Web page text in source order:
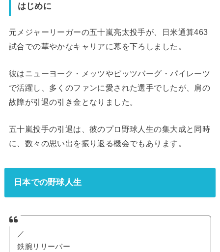
はじめに
元メジャーリーガーの五十嵐亮太投手が、日米通算463
試合での華やかなキャリアに幕を下ろしました。
彼はニューヨーク・メッツやピッツバーグ・パイレーツ
で活躍し、多くのファンに愛された選手でしたが、肩の
故障が引退の引き金となりました。
五十嵐投手の引退は、彼のプロ野球人生の集大成と同時
に、数々の思い出を振り返る機会でもあります。
日本での野球人生
／
鉄腕リリーバー